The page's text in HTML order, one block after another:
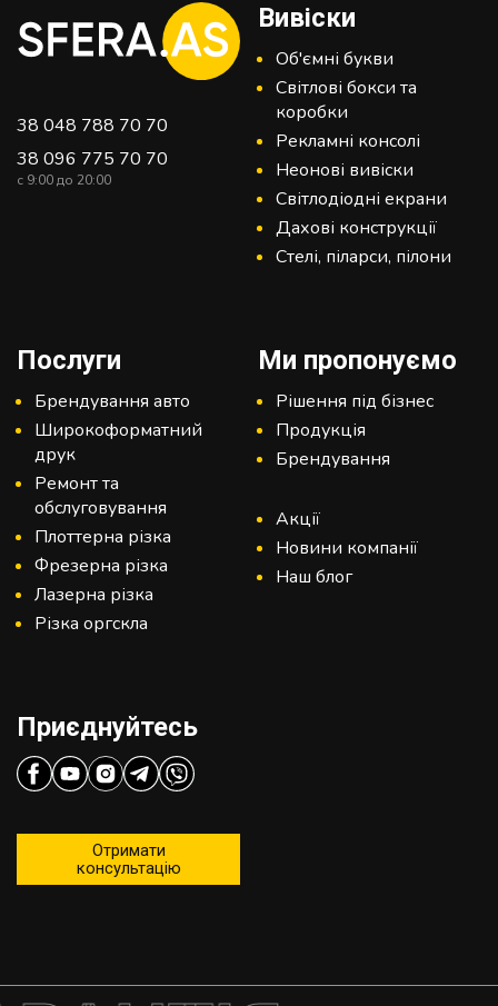
38 048 788 70 70
38 096 775 70 70
c 9:00 до 20:00
Вивіски
Об'ємні букви
Світлові бокси та
коробки
Рекламні консолі
Неонові вивіски
Світлодіодні екрани
Дахові конструкції
Стелі, піларси, пілони
Послуги
Брендування авто
Широкоформатний
друк
Ремонт та
обслуговування
Плоттерна різка
Фрезерна різка
Лазерна різка
Різка оргскла
Ми пропонуємо
Рішення під бізнес
Продукція
Брендування
Акції
Новини компанії
Наш блог
Приєднуйтесь
Отримати
консультацію